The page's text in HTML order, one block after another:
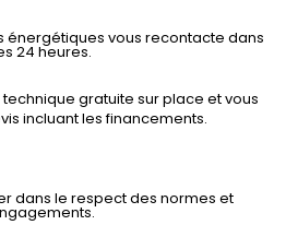
énergétiques vous recontacte dans
24 heures.
gratuite sur place et vous
incluant les financements.
dans le respect des normes et